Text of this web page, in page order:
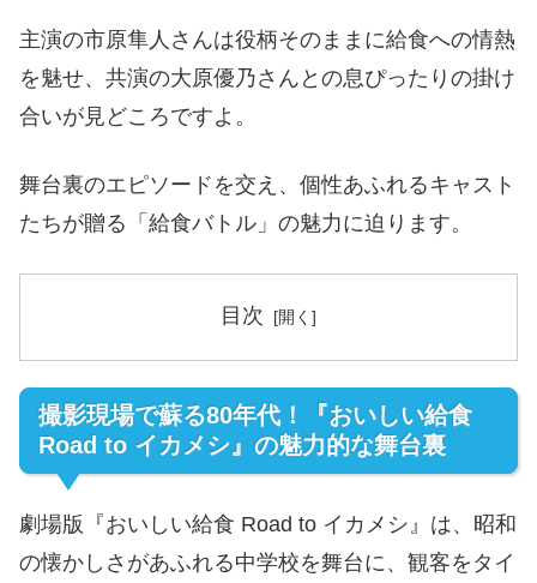
主演の市原隼人さんは役柄そのままに給食への情熱
を魅せ、共演の大原優乃さんとの息ぴったりの掛け
合いが見どころですよ。
舞台裏のエピソードを交え、個性あふれるキャスト
たちが贈る「給食バトル」の魅力に迫ります​。
目次
撮影現場で蘇る80年代！『おいしい給食
Road to イカメシ』の魅力的な舞台裏
劇場版『おいしい給食 Road to イカメシ』は、昭和
の懐かしさがあふれる中学校を舞台に、観客をタイ